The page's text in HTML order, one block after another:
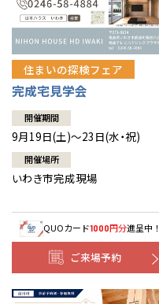
住まいの探検フェア
完成宅見学会
開催期間
9月19日(土)～23日(水・祝)
開催場所
いわき市完成現場
QUOカード1000円分進呈中！
ご来場予約